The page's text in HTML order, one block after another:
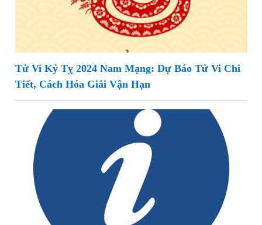
Tử Vi Kỷ Tỵ 2024 Nam Mạng: Dự Báo Tử Vi Chi
Tiết, Cách Hóa Giải Vận Hạn